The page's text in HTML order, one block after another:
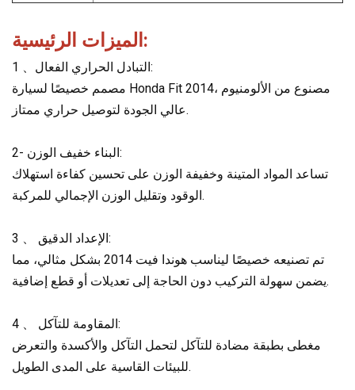
الميزات الرئيسية:
1 、
التبادل الحراري الفعال:
مصمم خصيصًا لسيارة Honda Fit 2014، مصنوع من الألومنيوم
عالي الجودة لتوصيل حراري ممتاز.
2- البناء خفيف الوزن:
تساعد المواد المتينة وخفيفة الوزن على تحسين كفاءة استهلاك
الوقود وتقليل الوزن الإجمالي للمركبة.
3 、 الإعداد الدقيق:
تم تصنيعه خصيصًا ليناسب هوندا فيت 2014 بشكل مثالي، مما
يضمن سهولة التركيب دون الحاجة إلى تعديلات أو قطع إضافية.
4 、 المقاومة للتآكل:
مغطى بطبقة مضادة للتآكل لتحمل التآكل والأكسدة والتعرض
للبيئات القاسية على المدى الطويل.